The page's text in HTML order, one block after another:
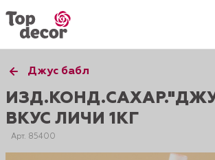
Джус бабл
ВКУС ЛИЧИ 1КГ
Арт. 85400